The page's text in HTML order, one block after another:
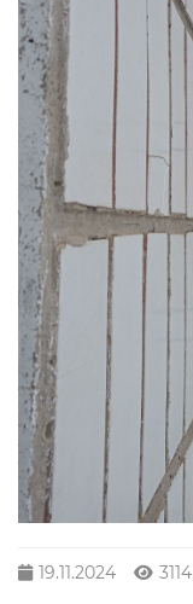
19.11.2024 3114